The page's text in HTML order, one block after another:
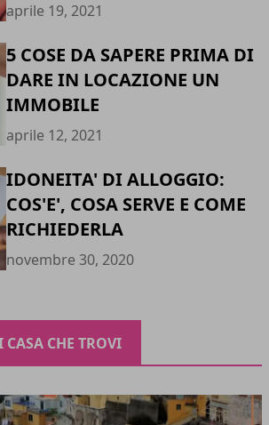
aprile 19, 2021
5 COSE DA SAPERE PRIMA DI
DARE IN LOCAZIONE UN
IMMOBILE
aprile 12, 2021
IDONEITA' DI ALLOGGIO:
COS'E', COSA SERVE E COME
RICHIEDERLA
novembre 30, 2020
CASA CHE TROVI